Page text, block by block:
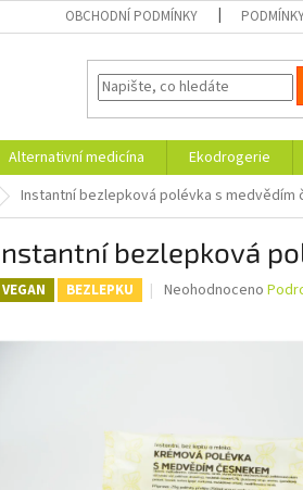
OBCHODNÍ PODMÍNKY
Alternativní medicína Ekodrogerie
Instantní bezlepková polévka s medvědím
bezlepková
VEGAN BEZLEPKU
Průměrné
hvězdiček.
Neohodnoceno